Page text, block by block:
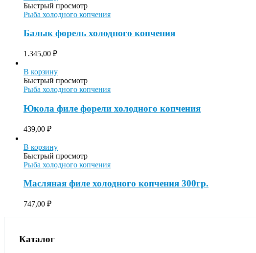
Быстрый просмотр
Рыба холодного копчения
Балык форель холодного копчения
1.345,00 ₽
В корзину
Быстрый просмотр
Рыба холодного копчения
Юкола филе форели холодного копчения
439,00 ₽
В корзину
Быстрый просмотр
Рыба холодного копчения
Масляная филе холодного копчения 300гр.
747,00 ₽
Каталог